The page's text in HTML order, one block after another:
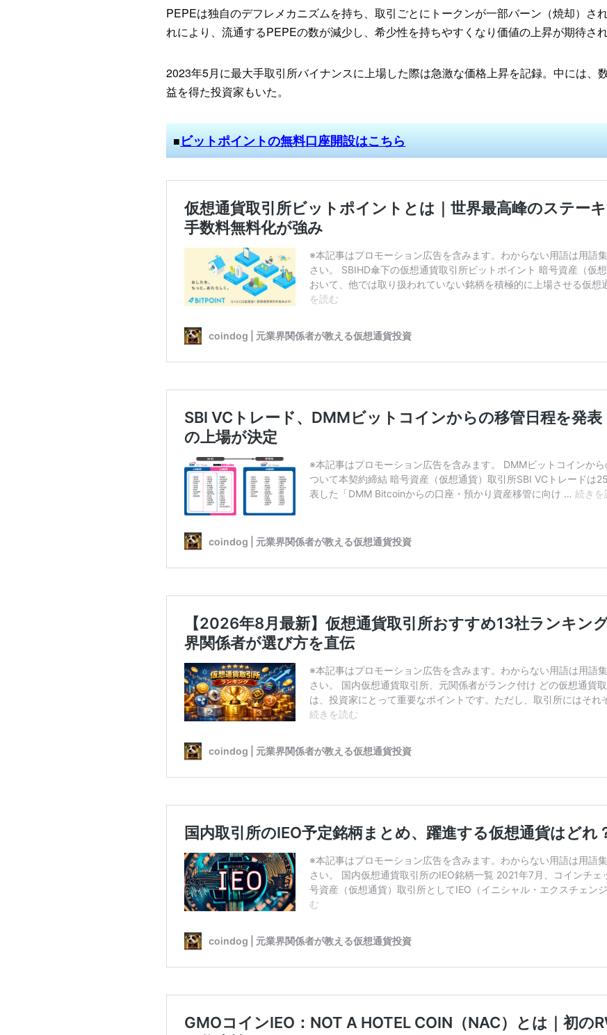
PEPEは独自のデフレメカニズムを持ち、取引ごとにトークンが一部バーン（焼却）さ
れにより、流通するPEPEの数が減少し、希少性を持ちやすくなり価値の上昇が期待され
2023年5月に最大手取引所バイナンスに上場した際は急激な価格上昇を記録。中には、
益を得た投資家もいた。
■ビットポイントの無料口座開設はこちら